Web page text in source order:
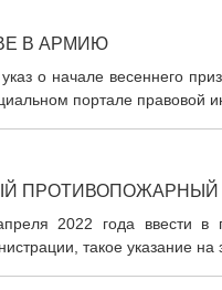
В АРМИЮ
о начале весеннего
портале правовой
2022 года ввести
такое указание на